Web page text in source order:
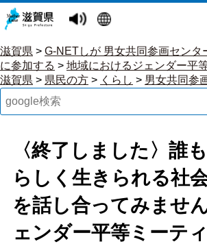
滋賀県 > G-NETしが 男女共同参画センタ
に参加する > 地域におけるジェンダー平
滋賀県 > 県民の方 > くらし > 男女共同参
〈終了しました〉誰
らしく生きられる社
を話し合ってみませ
ェンダー平等ミーテ